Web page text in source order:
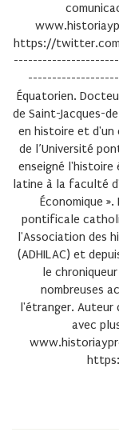
https://
Équatorien.
de Saint-Jacques-
en histoire et d'un
de l’Université
enseigné l'histoire
latine à la faculté
Économique
pontificale
l'Association des
(ADHILAC) et
le
nombreuses
l'étranger. Auteur
avec